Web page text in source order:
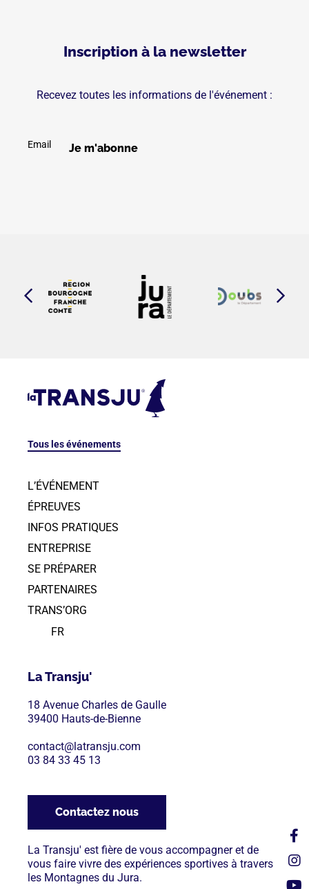
Inscription à la newsletter
Recevez toutes les informations de l'événement :
Email Je m'abonne
Tous les événements
L’ÉVÉNEMENT
ÉPREUVES
INFOS PRATIQUES
ENTREPRISE
SE PRÉPARER
PARTENAIRES
TRANS’ORG
FR
La Transju'
18 Avenue Charles de Gaulle
39400 Hauts-de-Bienne
contact@latransju.com
03 84 33 45 13
Contactez nous
La Transju' est fière de vous accompagner et de
vous faire vivre des expériences sportives à travers
les Montagnes du Jura.